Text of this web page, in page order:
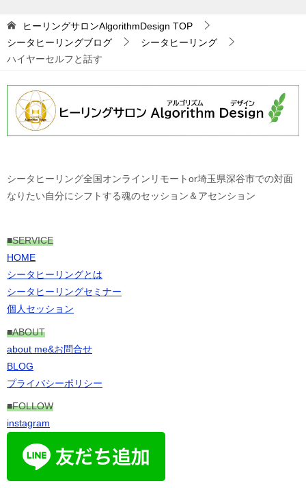
ヒーリングサロンAlgorithmDesign TOP
シータヒーリングブログ
シータヒーリング
ハイヤーセルフと話す
シータヒーリング全国オンラインリモートor埼玉県深谷市での対面
なりたい自分にシフトする魂のセッション＆アセンション
■SERVICE
HOME
シータヒーリングとは
シータヒーリングセミナー
個人セッション
■ABOUT
about me&お問合せ
BLOG
プライバシーポリシー
■FOLLOW
instagram